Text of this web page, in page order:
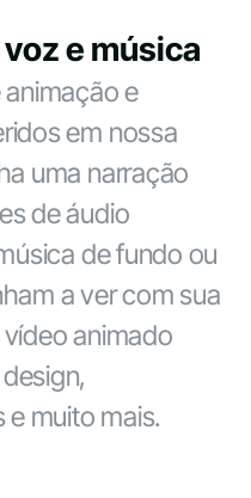
e música
e
em nossa
uma narração
de áudio
de fundo ou
a ver com sua
animado
muito mais.